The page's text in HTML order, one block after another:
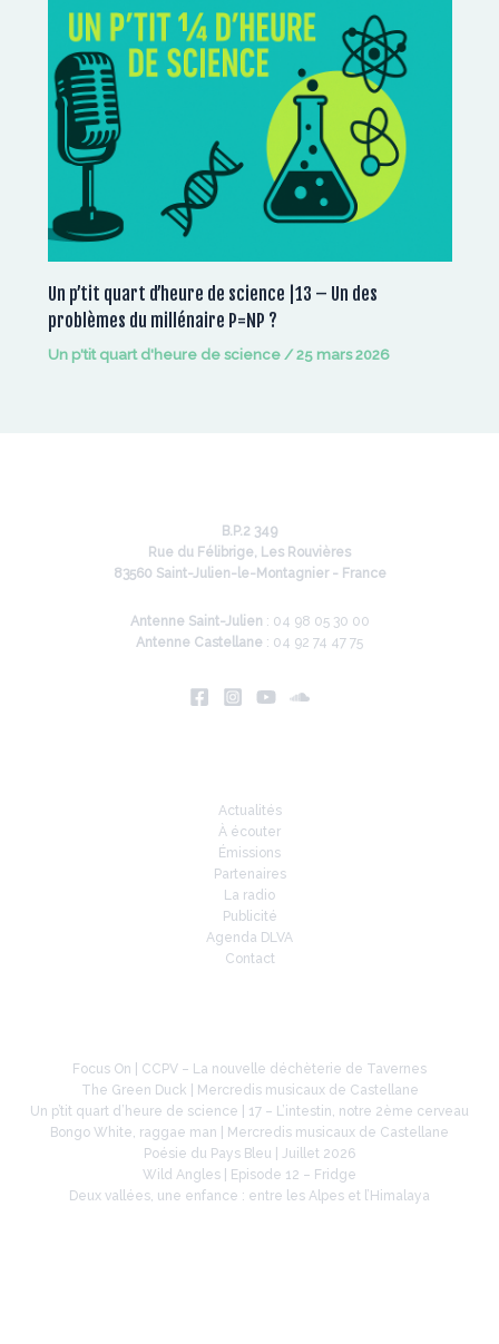
Un p’tit quart d’heure de science |13 – Un des
problèmes du millénaire P=NP ?
Un p'tit quart d'heure de science/25 mars 2026
B.P.2 349
Rue du Félibrige, Les Rouvières
83560 Saint-Julien-le-Montagnier - France
Antenne Saint-Julien : 04 98 05 30 00
Antenne Castellane : 04 92 74 47 75
Actualités
À écouter
Émissions
Partenaires
La radio
Publicité
Agenda DLVA
Contact
Focus On | CCPV – La nouvelle déchèterie de Tavernes
The Green Duck | Mercredis musicaux de Castellane
Un p’tit quart d’heure de science | 17 – L’intestin, notre 2ème cerveau
Bongo White, raggae man | Mercredis musicaux de Castellane
Poésie du Pays Bleu | Juillet 2026
Wild Angles | Episode 12 – Fridge
Deux vallées, une enfance : entre les Alpes et l’Himalaya